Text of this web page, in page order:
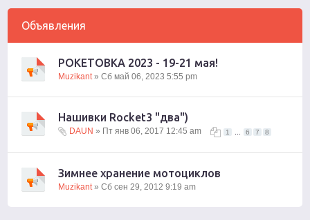
Объявления
РОКЕТОВКА 2023 - 19-21 мая!
Muzikant» Сб май 06, 2023 5:55 pm
Нашивки Rocket3 "два")
1 6 7 8
DAUN » Пт янв 06, 2017 12:45 am
Зимнее хранение мотоциклов
Muzikant» Сб сен 29, 2012 9:19 am